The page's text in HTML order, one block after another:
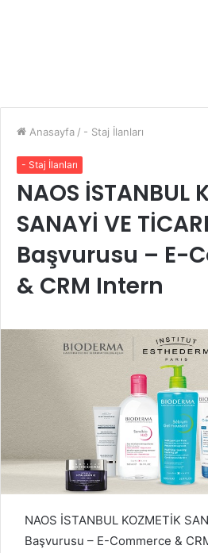
Anasayfa / - Staj İlanları
- Staj İlanları
NAOS İSTANBUL
SANAYİ VE
Başvurusu – E-
& CRM Intern
NAOS İSTANBUL KOZMETİK
Başvurusu – E-Commerce &